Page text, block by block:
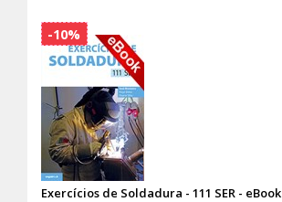
Exercícios de Soldadura - 111 SER - eBook
-10%